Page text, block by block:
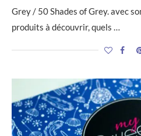
Grey / 50 Shades of Grey. avec
produits à découvrir, quels …